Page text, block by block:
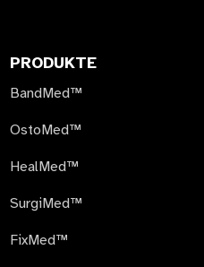
PRODUKTE
BandMed™
OstoMed™
HealMed™
SurgiMed™
FixMed™